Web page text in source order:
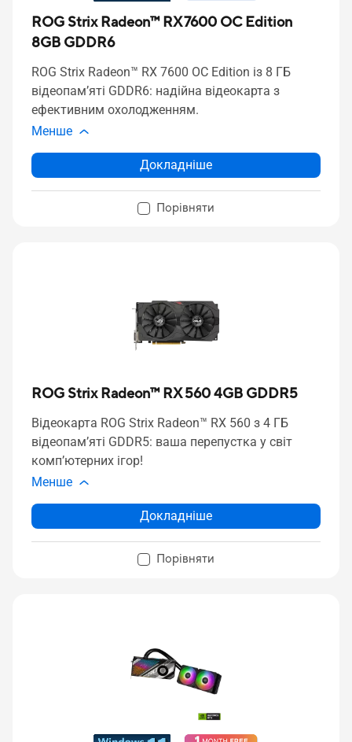
ROG Strix Radeon™ RX 7600 OC Edition
8GB GDDR6
ROG Strix Radeon™ RX 7600 OC Edition із 8 ГБ
відеопам’яті GDDR6: надійна відеокарта з
ефективним охолодженням.
Менше
Докладніше
Порівняти
ROG Strix Radeon™ RX 560 4GB GDDR5
Відеокарта ROG Strix Radeon™ RX 560 з 4 ГБ
відеопам’яті GDDR5: ваша перепустка у світ
комп’ютерних ігор!
Менше
Докладніше
Порівняти